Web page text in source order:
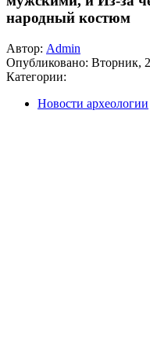
народный костюм
Автор: Admin
Опубликовано: Вторник,
Категории:
Новости археологии